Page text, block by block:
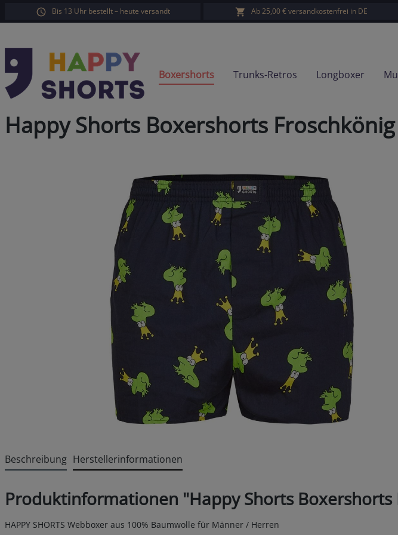
Zur Hauptnavigation springen
Bis 13 Uhr bestellt – heute versandt Ab 25,00 € versandkostenfrei in DE
Boxershorts Trunks-Retros Longboxer
Happy Shorts Boxershorts
Beschreibung Herstellerinformationen
Produktinformationen "Happy Shorts
HAPPY SHORTS Webboxer aus 100% Baumwolle für Männer / Herren